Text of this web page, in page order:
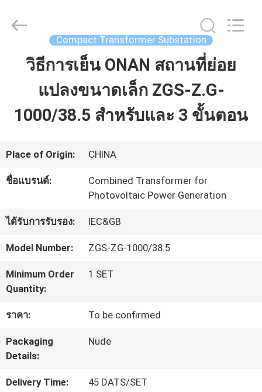
บ้าน
สินค้า
แสดง
VR
เกี่ยว
กับ
เรา
ทัวร์
โรงงาน
ควบคุม
Tianan
(Group)
Compact Transformer Substation
วิธีการเย็น ONAN สถานที่ย่อย
แปลงขนาดเล็ก ZGS-Z.G-
1000/38.5 สําหรับและ 3 ขั้นตอน
Place of Origin: CHINA
ชื่อแบรนด์:
Combined Transformer for
Photovoltaic Power Generation
ได้รับการรับรอง: IEC&GB
Model Number: ZGS-ZG-1000/38.5
Minimum Order
Quantity:
1 SET
ราคา: To be confirmed
Packaging
Details:
Nude
Delivery Time: 45 DATS/SET